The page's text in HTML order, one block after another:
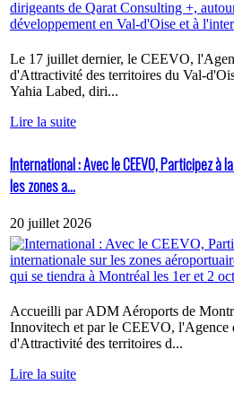
Le 17 juillet dernier, le CEEVO,
d'Attractivité des territoires du Val-
Yahia Labed, diri...
Lire la suite
International : Avec le CEEVO, Participez
les zones a...
20 juillet 2026
Accueilli par ADM Aéroports de
Innovitech et par le CEEVO, l'Agence
d'Attractivité des territoires d...
Lire la suite